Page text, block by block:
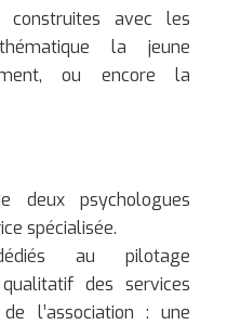
construites avec les
la jeune
ou encore la
deux psychologues
spécialisée.
au pilotage
des services
l’association : une